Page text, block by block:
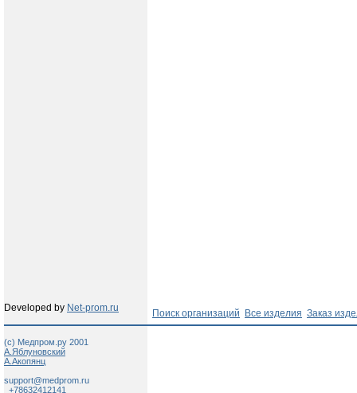
Developed by Net-prom.ru Поиск организаций Все изделия Заказ
(c) Медпром.ру 2001
А.Яблуновский
А.Акопянц
support@medprom.ru
+78632412141